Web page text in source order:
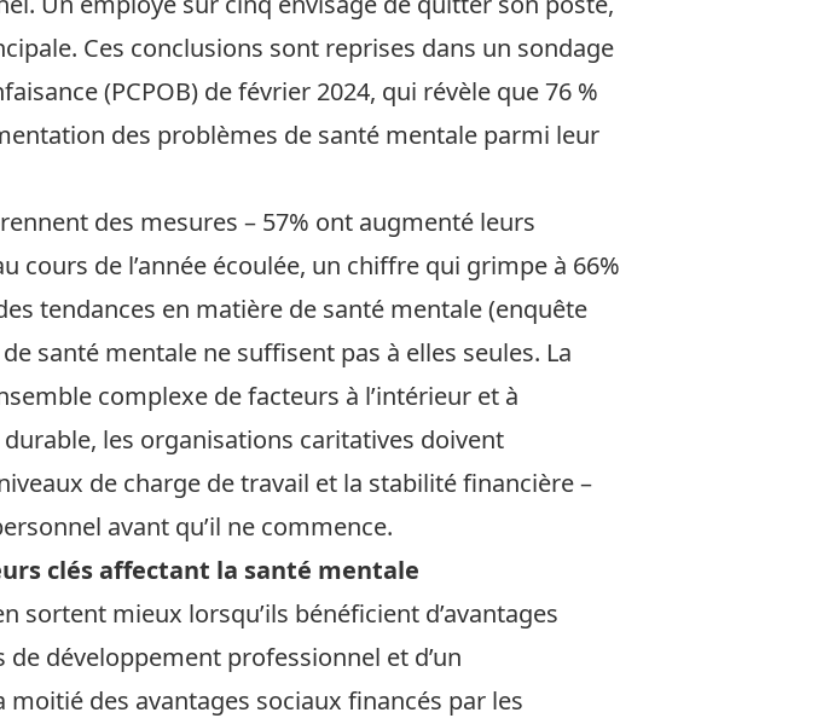
Ces conclusions sont reprises dans un sondage
(PCPOB) de février 2024, qui révèle que 76 %
des problèmes de santé mentale parmi leur
des mesures – 57% ont augmenté leurs
de l’année écoulée, un chiffre qui grimpe à 66%
tendances en matière de santé mentale (enquête
santé mentale ne suffisent pas à elles seules. La
complexe de facteurs à l’intérieur et à
les organisations caritatives doivent
de charge de travail et la stabilité financière –
avant qu’il ne commence.
clés affectant la santé mentale
sortent mieux lorsqu’ils bénéficient d’avantages
développement professionnel et d’un
des avantages sociaux financés par les